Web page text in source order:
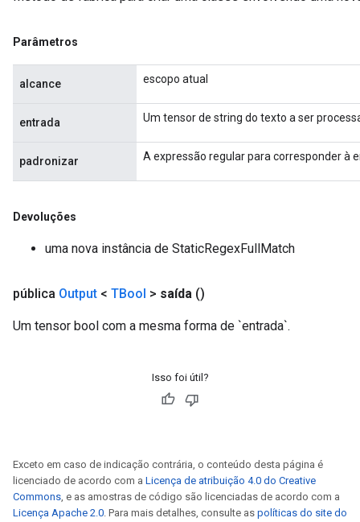
Parâmetros
alcance escopo atual
entrada Um tensor de string do texto a ser
padronizar A expressão regular para corresponder à
Devoluções
uma nova instância de StaticRegexFullMatch
pública Output < TBool > saída ()
Um tensor bool com a mesma forma de `entrada`.
Isso foi útil?
Exceto em caso de indicação contrária, o conteúdo desta página é
licenciado de acordo com a Licença de atribuição 4.0 do Creative
Commons, e as amostras de código são licenciadas de acordo com a
Licença Apache 2.0. Para mais detalhes, consulte as políticas do site do